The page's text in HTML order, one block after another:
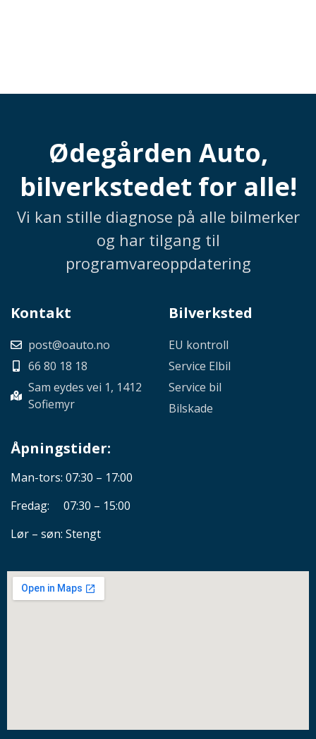
Ødegården Auto,
bilverkstedet for alle!
Vi kan stille diagnose på alle bilmerker
og har tilgang til
programvareoppdatering
Kontakt
post@oauto.no
66 80 18 18
Sam eydes vei 1, 1412
Sofiemyr
Bilverksted
EU kontroll
Service Elbil
Service bil
Bilskade
Åpningstider:
Man-tors: 07:30 – 17:00
Fredag: 07:30 – 15:00
Lør – søn: Stengt